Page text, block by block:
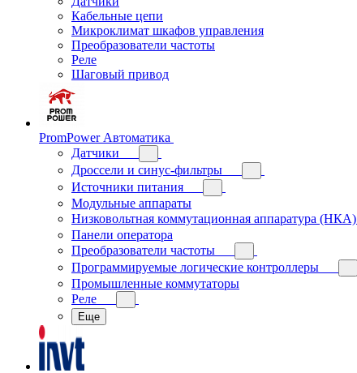
Кабельные цепи
Микроклимат шкафов управления
Преобразователи частоты
Реле
Шаговый привод
PromPower Автоматика
Датчики
Дроссели и синус-фильтры
Источники питания
Модульные аппараты
Низковольтная коммутационная аппаратура (НКА)
Панели оператора
Преобразователи частоты
Программируемые логические контроллеры
Промышленные коммутаторы
Реле
Еще